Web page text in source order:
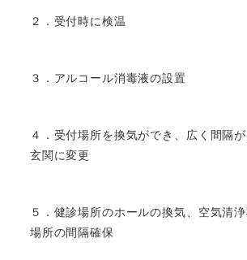
２．受付時に検温
３．アルコール消毒液の設置
４．受付場所を換気ができ、広く間隔
玄関に変更
５．健診場所のホールの換気、空気清
場所の間隔確保